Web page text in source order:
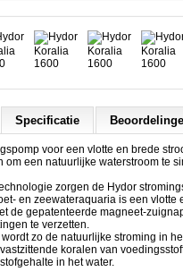
Specificatie
voor een vlotte en brede
om een natuurlijke waterstroom te
zorgen de Hydor
en zeewateraquaria is een
de gepatenteerde magneet-
te verzetten.
zo de natuurlijke stroming in
koralen van
in het water.